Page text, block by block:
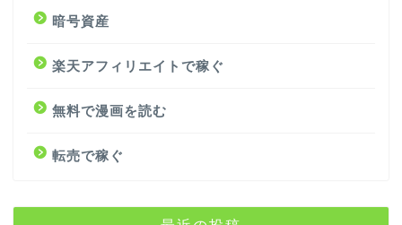
暗号資産
楽天アフィリエイトで稼ぐ
無料で漫画を読む
転売で稼ぐ